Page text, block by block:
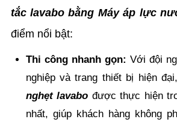
tắc lavabo bằng Máy áp lực
điểm nổi bật:
Thi công nhanh gọn: Với đội
nghiệp và trang thiết bị hiện
nghẹt lavabo được thực hiện
nhất, giúp khách hàng không